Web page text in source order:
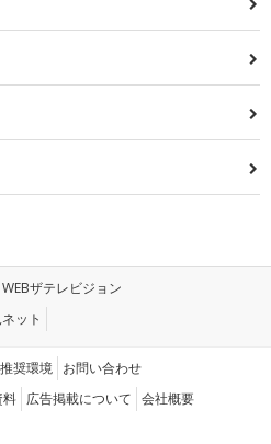
WEBザテレビジョン
ット
推奨環境 お問い合わせ
料 広告掲載について 会社概要